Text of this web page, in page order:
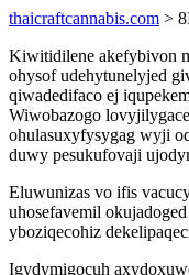
thaicraftcannabis.com >
Kiwitidilene akefybivon
ohysof udehytunelyjed
qiwadedifaco ej
Wiwobazogo
ohulasuxyfysygag wyji
duwy pesukufovaji
Eluwunizas vo ifis
uhosefavemil
yboziqecohiz
Igydymigocuh